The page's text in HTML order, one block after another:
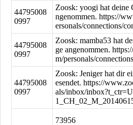
44795008
0997
Zoosk: yoogi hat deine
ngenommen. https://
ersonals/connections/
44795008
0997
Zoosk: mamba53 hat
ge angenommen.
m/personals/
44795008
0997
Zoosk: Jeniger hat dir
esendet. https://
als/inbox/
73956